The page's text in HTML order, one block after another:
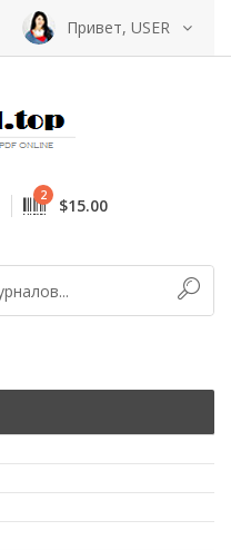
Привет, USER
2 $15.00